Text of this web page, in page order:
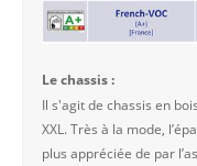
Le chassis :
Il s'agit de chassis en
XXL. Très à la mode,
plus appréciée de par